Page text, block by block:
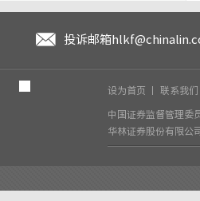
投诉邮箱
设为首页 联系我们
中国证券监督管理委
华林证券股份有限公